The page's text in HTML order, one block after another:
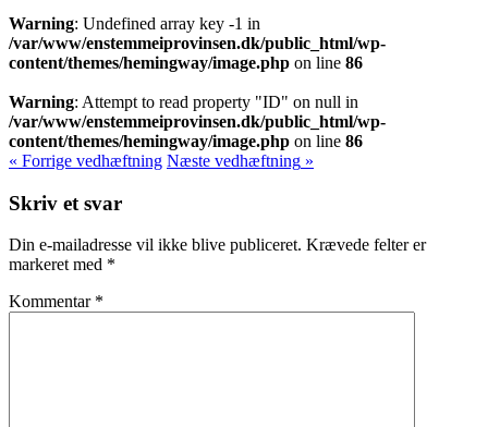
Warning: Undefined array key -1 in
/var/www/enstemmeiprovinsen.dk/public_html/wp-
content/themes/hemingway/image.php on line 86
Warning: Attempt to read property "ID" on null in
/var/www/enstemmeiprovinsen.dk/public_html/wp-
content/themes/hemingway/image.php on line 86
« Forrige vedhæftning Næste vedhæftning »
Skriv et svar
Din e-mailadresse vil ikke blive publiceret. Krævede felter er
markeret med *
Kommentar *